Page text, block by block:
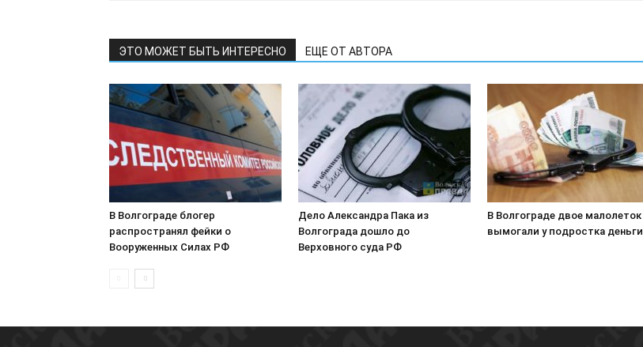
ЭТО МОЖЕТ БЫТЬ ИНТЕРЕСНО ЕЩЕ ОТ АВТОРА
В Волгограде блогер
распространял фейки о
Вооруженных Силах РФ
Дело Александра Пака из
Волгограда дошло до
Верховного суда РФ
В Волгограде двое малолеток
вымогали у подростка деньги